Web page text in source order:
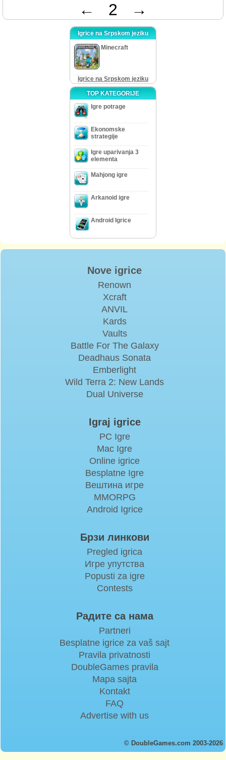
← 2 →
Igrice na Srpskom jeziku
Minecraft
Igrice na Srpskom jeziku
TOP KATEGORIJE
Igre potrage
Ekonomske
strategije
Igre uparivanja 3
elementa
Mahjong igre
Arkanoid igre
Android Igrice
Nove igrice
Renown
Xcraft
ANVIL
Kards
Vaults
Battle For The Galaxy
Deadhaus Sonata
Emberlight
Wild Terra 2: New Lands
Dual Universe
Igraj igrice
PC Igre
Mac Igre
Online igrice
Besplatne Igre
Вештина игре
MMORPG
Android Igrice
Брзи линкови
Pregled igrica
Игре упутства
Popusti za igre
Contests
Радите са нама
Partneri
Besplatne igrice za vaš sajt
Pravila privatnosti
DoubleGames pravila
Mapa sajta
Kontakt
FAQ
Advertise with us
© DoubleGames.com 2003-2026